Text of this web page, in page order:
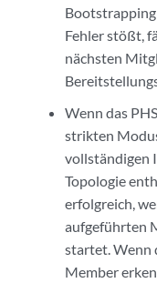
Fehler stößt,
nächsten
Wenn das
strikten
vollständigen
Topologie
erfolgreich,
aufgeführten
startet. Wenn
Member